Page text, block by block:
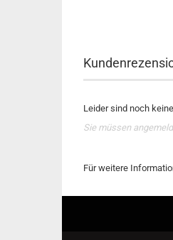
Leider sind noch
Sie müssen
Für weitere